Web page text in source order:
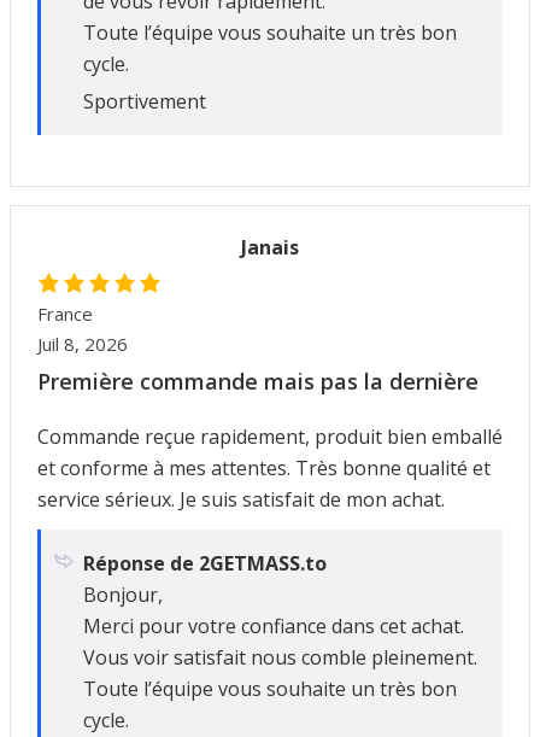
Toute l’équipe vous souhaite un très bon
cycle.
Sportivement
Janais
France
Juil 8, 2026
Première commande mais pas la dernière
Commande reçue rapidement, produit bien emballé
et conforme à mes attentes. Très bonne qualité et
service sérieux. Je suis satisfait de mon achat.
Réponse de 2GETMASS.to
Bonjour,
Merci pour votre confiance dans cet achat.
Vous voir satisfait nous comble pleinement.
Toute l’équipe vous souhaite un très bon
cycle.